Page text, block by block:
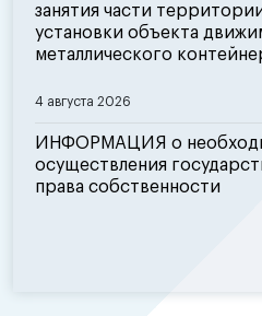
занятия части
установки объекта
металлического
4 августа 2026
ИНФОРМАЦИЯ о
осуществления
права собственности